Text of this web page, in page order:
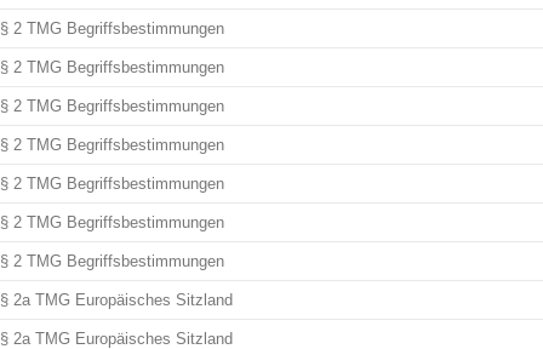
§ 2 TMG Begriffsbestimmungen
§ 2 TMG Begriffsbestimmungen
§ 2 TMG Begriffsbestimmungen
§ 2 TMG Begriffsbestimmungen
§ 2 TMG Begriffsbestimmungen
§ 2 TMG Begriffsbestimmungen
§ 2 TMG Begriffsbestimmungen
§ 2a TMG Europäisches Sitzland
§ 2a TMG Europäisches Sitzland